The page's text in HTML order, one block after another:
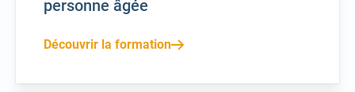
personne âgée
Découvrir la formation